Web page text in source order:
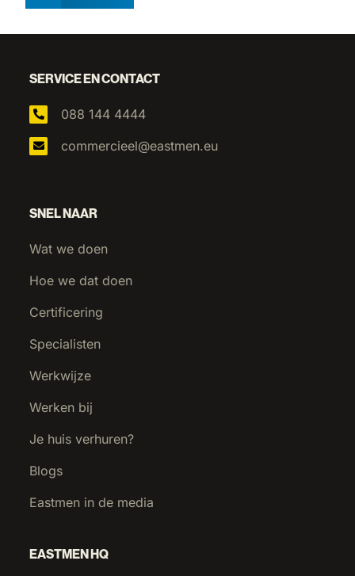
SERVICE EN CONTACT
088 144 4444
commercieel@eastmen.eu
SNEL NAAR
Wat we doen
Hoe we dat doen
Certificering
Specialisten
Werkwijze
Werken bij
Je huis verhuren?
Blogs
Eastmen in de media
EASTMEN HQ